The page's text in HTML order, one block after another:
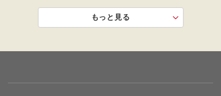
もっと見る